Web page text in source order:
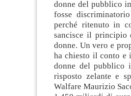
donne del pubblico
fosse
perché ritenuto in
sancisce il principio
donne. Un vero e
ha chiesto il conto e
donne del pubblico
risposto zelante e
Walfare Maurizio